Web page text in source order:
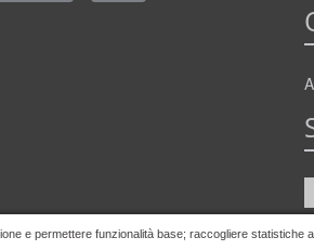
e permettere funzionalità base; raccogliere statistiche